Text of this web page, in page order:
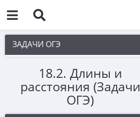
ЗАДАЧИ ОГЭ
1. Практическая задача 1-5
2. См. раздел 1
18.2. Длины и
расстояния (Задачи
ОГЭ)